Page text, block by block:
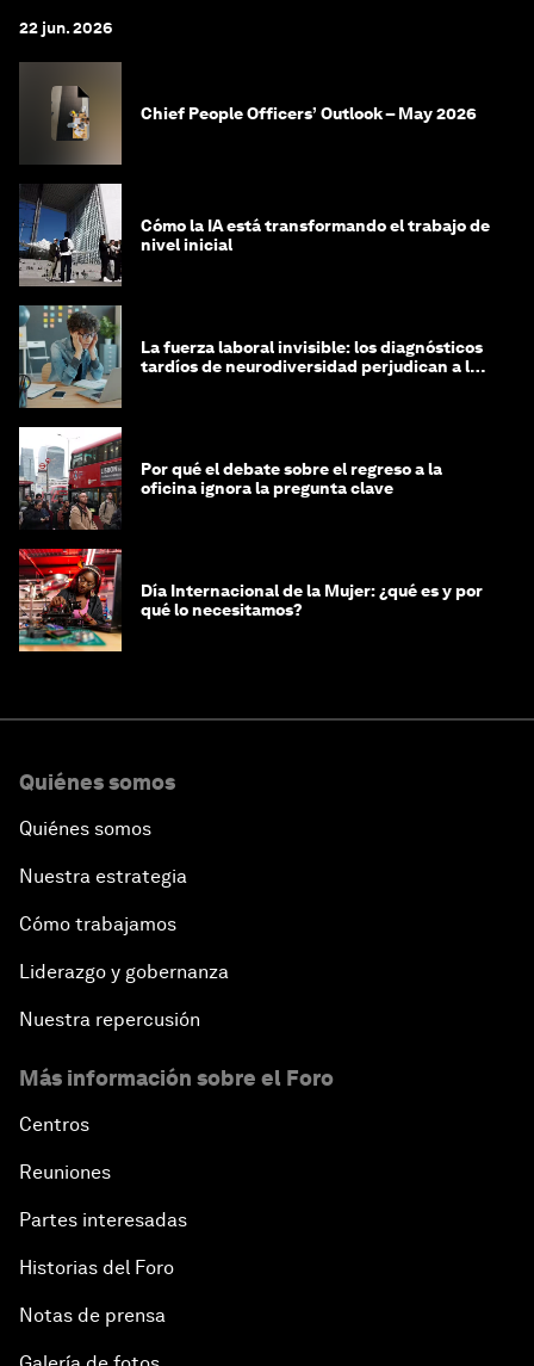
22 jun. 2026
Chief People Officers’ Outlook – May 2026
Cómo la IA está transformando el trabajo de
nivel inicial
La fuerza laboral invisible: los diagnósticos
tardíos de neurodiversidad perjudican a las
Por qué el debate sobre el regreso a la
oficina ignora la pregunta clave
Día Internacional de la Mujer: ¿qué es y por
qué lo necesitamos?
Quiénes somos
Quiénes somos
Nuestra estrategia
Cómo trabajamos
Liderazgo y gobernanza
Nuestra repercusión
Más información sobre el Foro
Centros
Reuniones
Partes interesadas
Historias del Foro
Notas de prensa